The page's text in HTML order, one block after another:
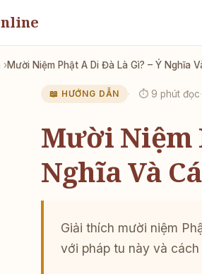
Mười Niệm Phật A Di Đà Là Gì? – Ý Nghĩa
📖 HƯỚNG DẪN ⏱ 9 phút đọc
Mười Niệm
Nghĩa Và
Giải thích mười niệm
với pháp tu này và